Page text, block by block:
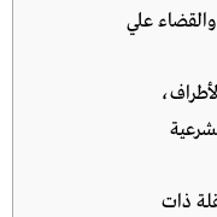
علي
ذات